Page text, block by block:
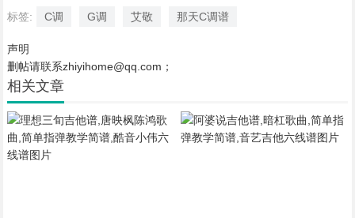
标签: C调 G调 艾敬 那天C调谱
声明
删帖请联系zhiyihome@qq.com；
相关文章